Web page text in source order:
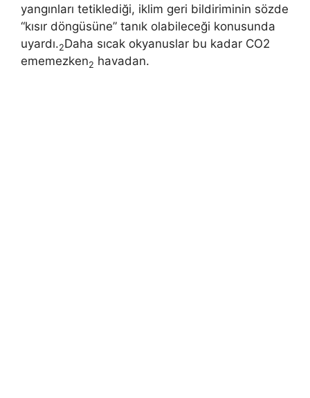
yangınları tetiklediği, iklim geri bildiriminin sözde
“kısır döngüsüne” tanık olabileceği konusunda
uyardı.2Daha sıcak okyanuslar bu kadar CO2
ememezken2 havadan.